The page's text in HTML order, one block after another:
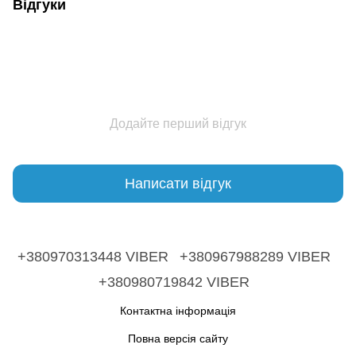
Відгуки
Додайте перший відгук
Написати відгук
+380970313448 VIBER
+380967988289 VIBER
+380980719842 VIBER
Контактна інформація
Повна версія сайту